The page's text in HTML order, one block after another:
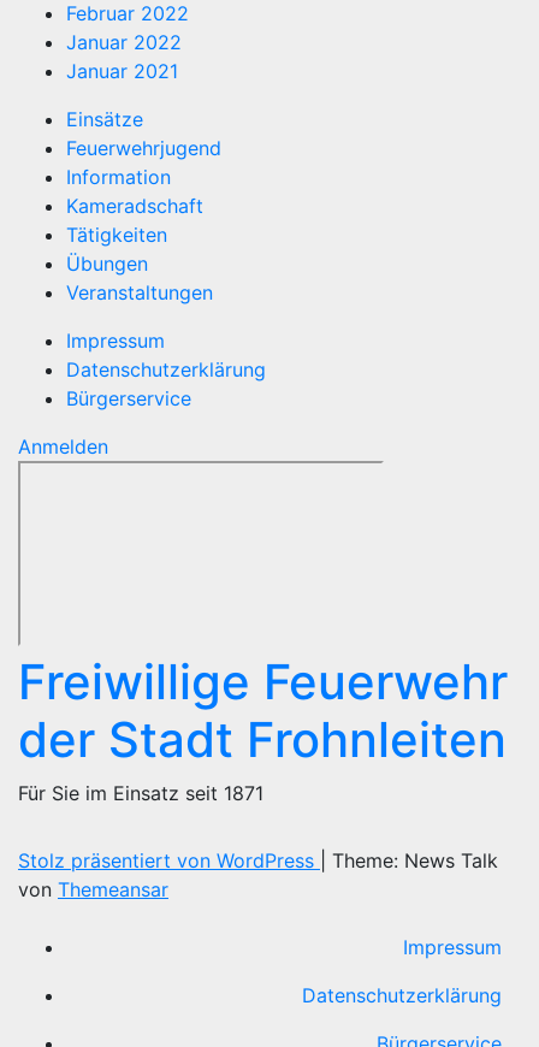
Februar 2022
Januar 2022
Januar 2021
Einsätze
Feuerwehrjugend
Information
Kameradschaft
Tätigkeiten
Übungen
Veranstaltungen
Impressum
Datenschutzerklärung
Bürgerservice
Anmelden
Freiwillige Feuerwehr
der Stadt Frohnleiten
Für Sie im Einsatz seit 1871
Stolz präsentiert von WordPress
Theme: News Talk
von Themeansar
Impressum
Datenschutzerklärung